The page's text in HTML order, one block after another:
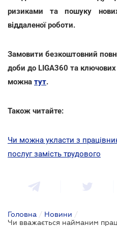
ризиками та пошуку
віддаленої роботи.
Замовити безкоштовний
доби до LIGA360 та
можна тут.
Також читайте:
Чи можна укласти з
послуг замість трудового
Головна / Новини /